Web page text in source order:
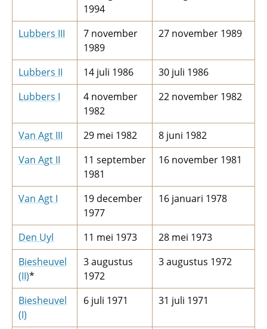
1994
Lubbers III
7 november
1989
27 november 1989
Lubbers II 14 juli 1986
30 juli 1986
Lubbers I
4 november
1982
22 november 1982
Van Agt III 29 mei 1982
8 juni 1982
Van Agt II
11 september
1981
16 november 1981
Van Agt I
19 december
1977
16 januari 1978
Den Uyl 11 mei 1973
28 mei 1973
Biesheuvel
(II)*
3 augustus
1972
3 augustus 1972
Biesheuvel
(I)
6 juli 1971 31 juli 1971